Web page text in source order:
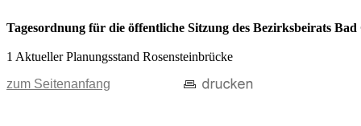
Tagesordnung für die öffentliche Sitzung des Bezirksbeirats
1 Aktueller Planungsstand Rosensteinbrücke
zum Seitenanfang